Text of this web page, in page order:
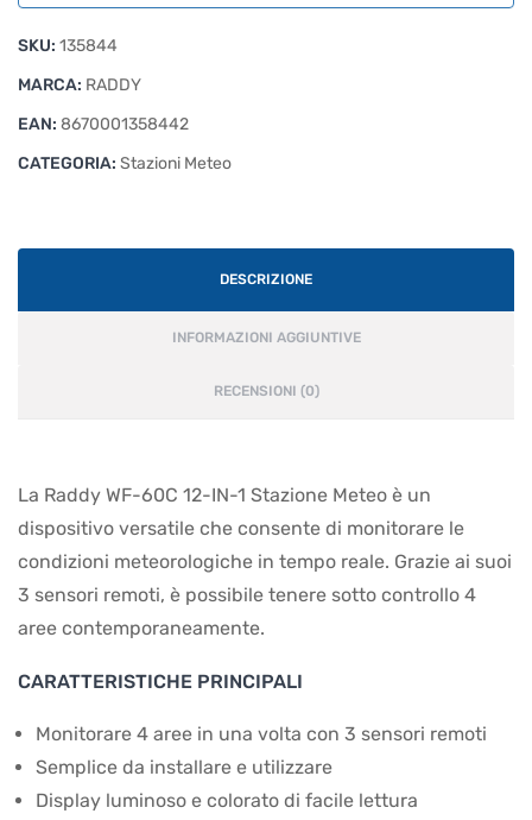
SKU: 135844
MARCA: RADDY
EAN: 8670001358442
CATEGORIA: Stazioni Meteo
DESCRIZIONE
INFORMAZIONI AGGIUNTIVE
RECENSIONI (0)
La Raddy WF-60C 12-IN-1 Stazione Meteo è un
dispositivo versatile che consente di monitorare le
condizioni meteorologiche in tempo reale. Grazie ai suoi
3 sensori remoti, è possibile tenere sotto controllo 4
aree contemporaneamente.
CARATTERISTICHE PRINCIPALI
Monitorare 4 aree in una volta con 3 sensori remoti
Semplice da installare e utilizzare
Display luminoso e colorato di facile lettura